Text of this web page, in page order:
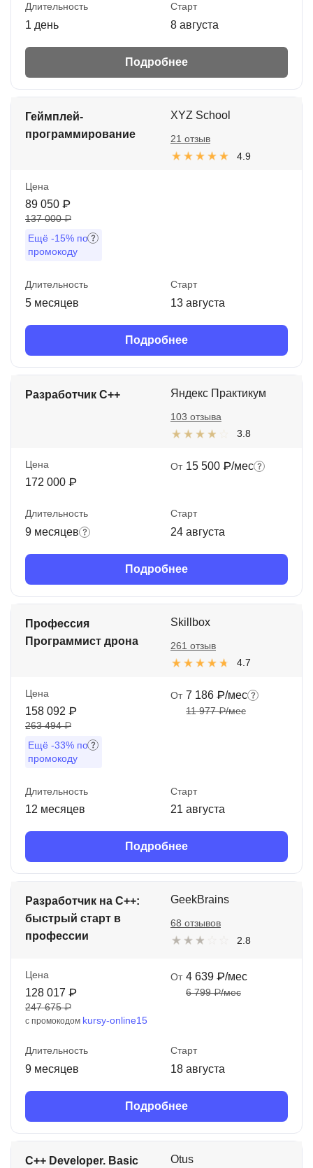
Длительность
1 день
Старт
8 августа
Подробнее
Геймплей-
программирование
XYZ School
4.9
21 отзыв
Цена
89 050 ₽
137 000 ₽
Ещё -15% по
промокоду
Длительность
5 месяцев
Старт
13 августа
Подробнее
Разработчик C++ Яндекс Практикум
3.8
103 отзыва
Цена
172 000 ₽
От 15 500 ₽/мес
Длительность
9 месяцев
Старт
24 августа
Подробнее
Профессия
Программист дрона
Skillbox
4.7
261 отзыв
Цена
158 092 ₽
263 494 ₽
Ещё -33% по
промокоду
От 7 186 ₽/мес
11 977 ₽/мес
Длительность
12 месяцев
Старт
21 августа
Подробнее
Разработчик на C++:
быстрый старт в
профессии
GeekBrains
2.8
68 отзывов
Цена
128 017 ₽
247 675 ₽
с промокодом kursy-online15
От 4 639 ₽/мес
6 799 ₽/мес
Длительность
9 месяцев
Старт
18 августа
Подробнее
C++ Developer. Basic Otus